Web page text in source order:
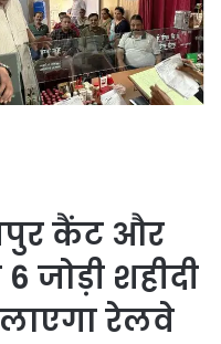
कैंट और
जोड़ी शहीदी
रेलवे